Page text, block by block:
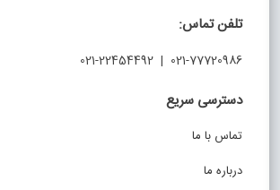
تلفن تماس:
021-77720986 | 021-22454492
دسترسی سریع
تماس با ما
درباره ما